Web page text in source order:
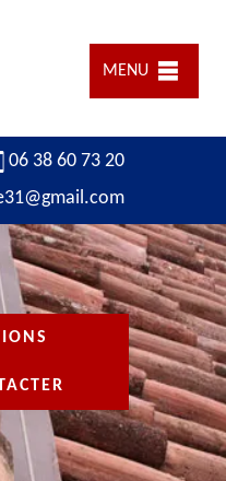
MENU
06 38 60 73 20